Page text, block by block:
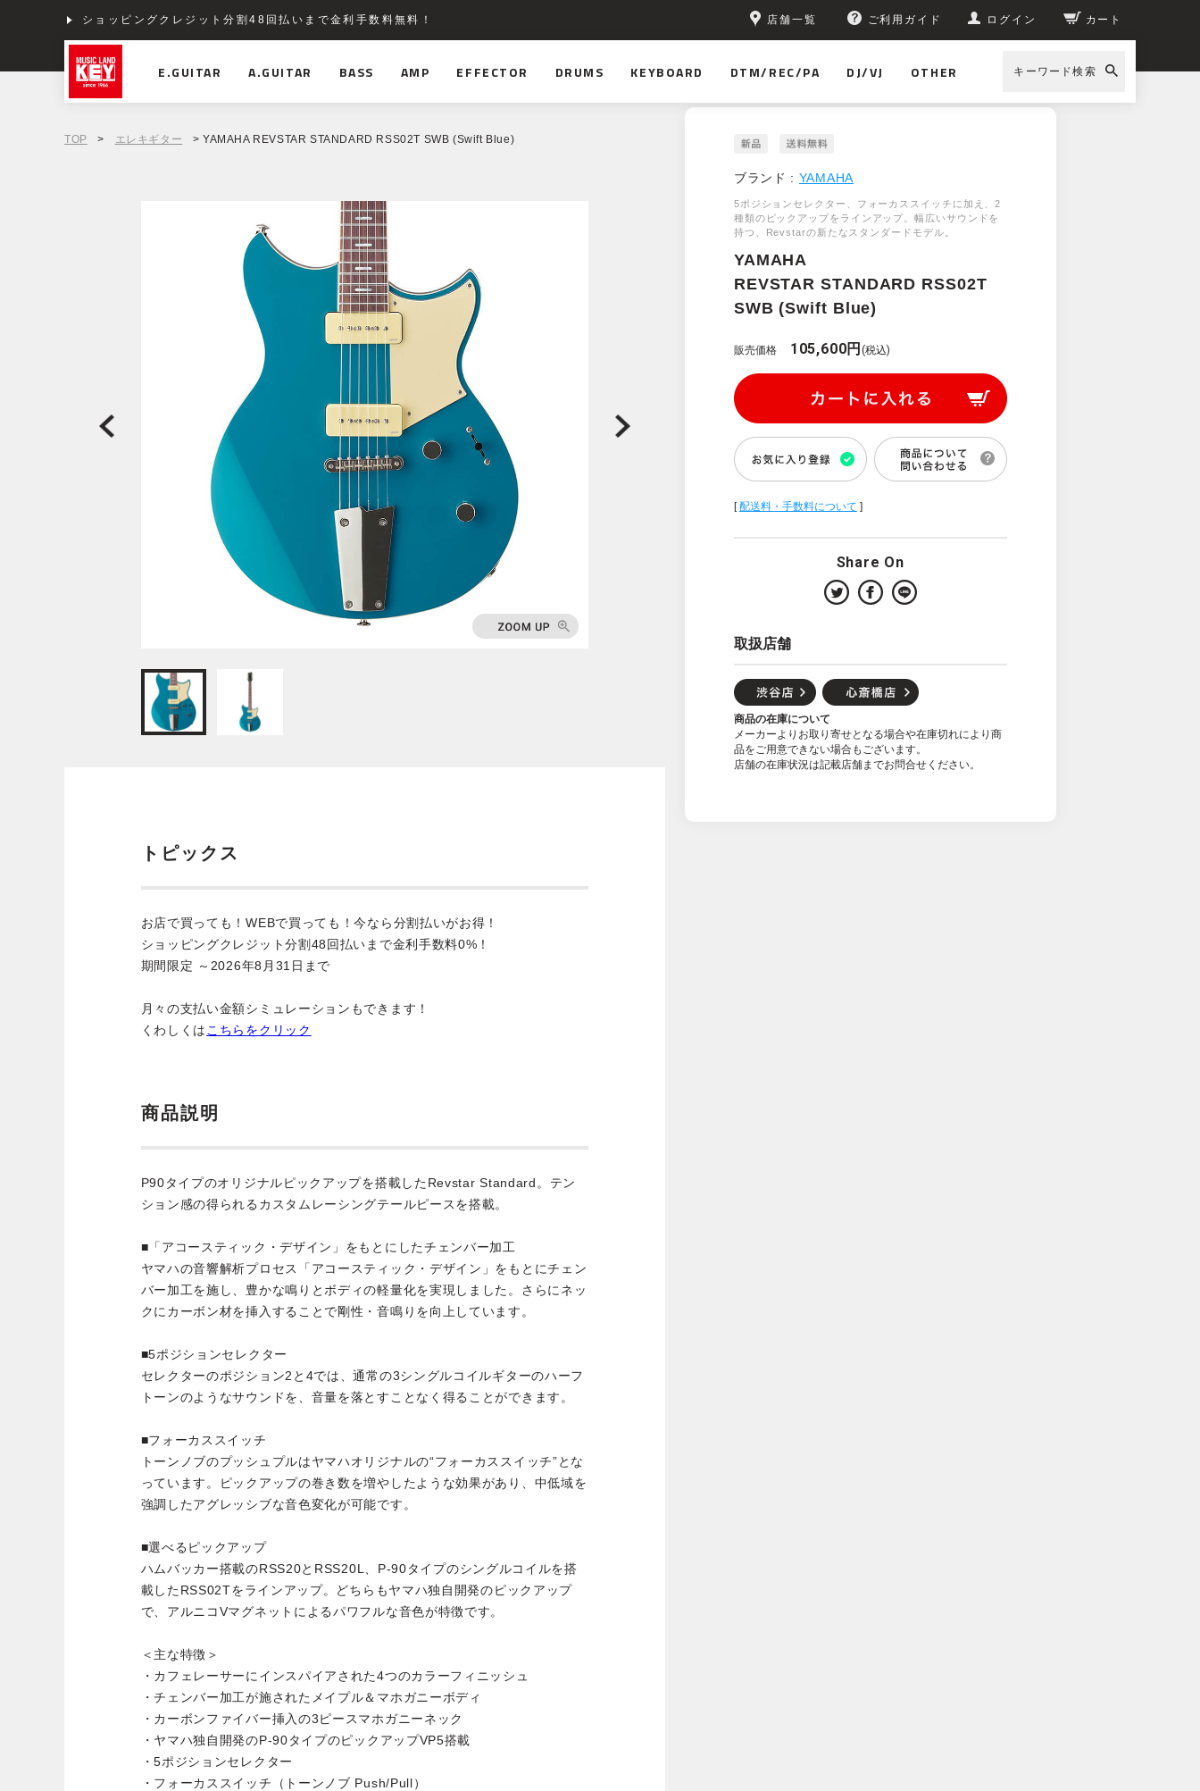
ショッピングクレジット分割48回払いまで金利手数料無料！ 店舗一覧 ご利用ガイド ログイン カート
E.GUITAR A.GUITAR BASS AMP EFFECTOR DRUMS KEYBOARD DTM/REC/PA DJ/VJ OTHER キーワード検索
TOP > エレキギター > YAMAHA REVSTAR STANDARD RSS02T SWB (Swift Blue)
ブランド : YAMAHA
5ポジションセレクター、フォーカススイッチに加え、2
種類のピックアップをラインアップ。幅広いサウンドを
持つ、Revstarの新たなスタンダードモデル。
YAMAHA
REVSTAR STANDARD RSS02T
SWB (Swift Blue)
販売価格 105,600円(税込)
[配送料・手数料について ]
Share On
取扱店舗
商品の在庫について
メーカーよりお取り寄せとなる場合や在庫切れにより商
品をご用意できない場合もございます。
店舗の在庫状況は記載店舗までお問合せください。
トピックス
お店で買っても！WEBで買っても！今なら分割払いがお得！
ショッピングクレジット分割48回払いまで金利手数料0%！
期間限定 ～2026年8月31日まで
月々の支払い金額シミュレーションもできます！
くわしくは こちらをクリック
商品説明
P90タイプのオリジナルピックアップを搭載したRevstar Standard。テン
ション感の得られるカスタムレーシングテールピースを搭載。
■「アコースティック・デザイン」をもとにしたチェンバー加工
ヤマハの音響解析プロセス「アコースティック・デザイン」をもとにチェン
バー加工を施し、豊かな鳴りとボディの軽量化を実現しました。さらにネッ
クにカーボン材を挿入することで剛性・音鳴りを向上しています。
■5ポジションセレクター
セレクターのポジション2と4では、通常の3シングルコイルギターのハーフ
トーンのようなサウンドを、音量を落とすことなく得ることができます。
■フォーカススイッチ
トーンノブのプッシュプルはヤマハオリジナルの“フォーカススイッチ”とな
っています。ピックアップの巻き数を増やしたような効果があり、中低域を
強調したアグレッシブな音色変化が可能です。
■選べるピックアップ
ハムバッカー搭載のRSS20とRSS20L、P-90タイプのシングルコイルを搭
載したRSS02Tをラインアップ。どちらもヤマハ独自開発のピックアップ
で、アルニコVマグネットによるパワフルな音色が特徴です。
＜主な特徴＞
・カフェレーサーにインスパイアされた4つのカラーフィニッシュ
・チェンバー加工が施されたメイプル＆マホガニーボディ
・カーボンファイバー挿入の3ピースマホガニーネック
・ヤマハ独自開発のP-90タイプのピックアップVP5搭載
・5ポジションセレクター
・フォーカススイッチ（トーンノブ Push/Pull）